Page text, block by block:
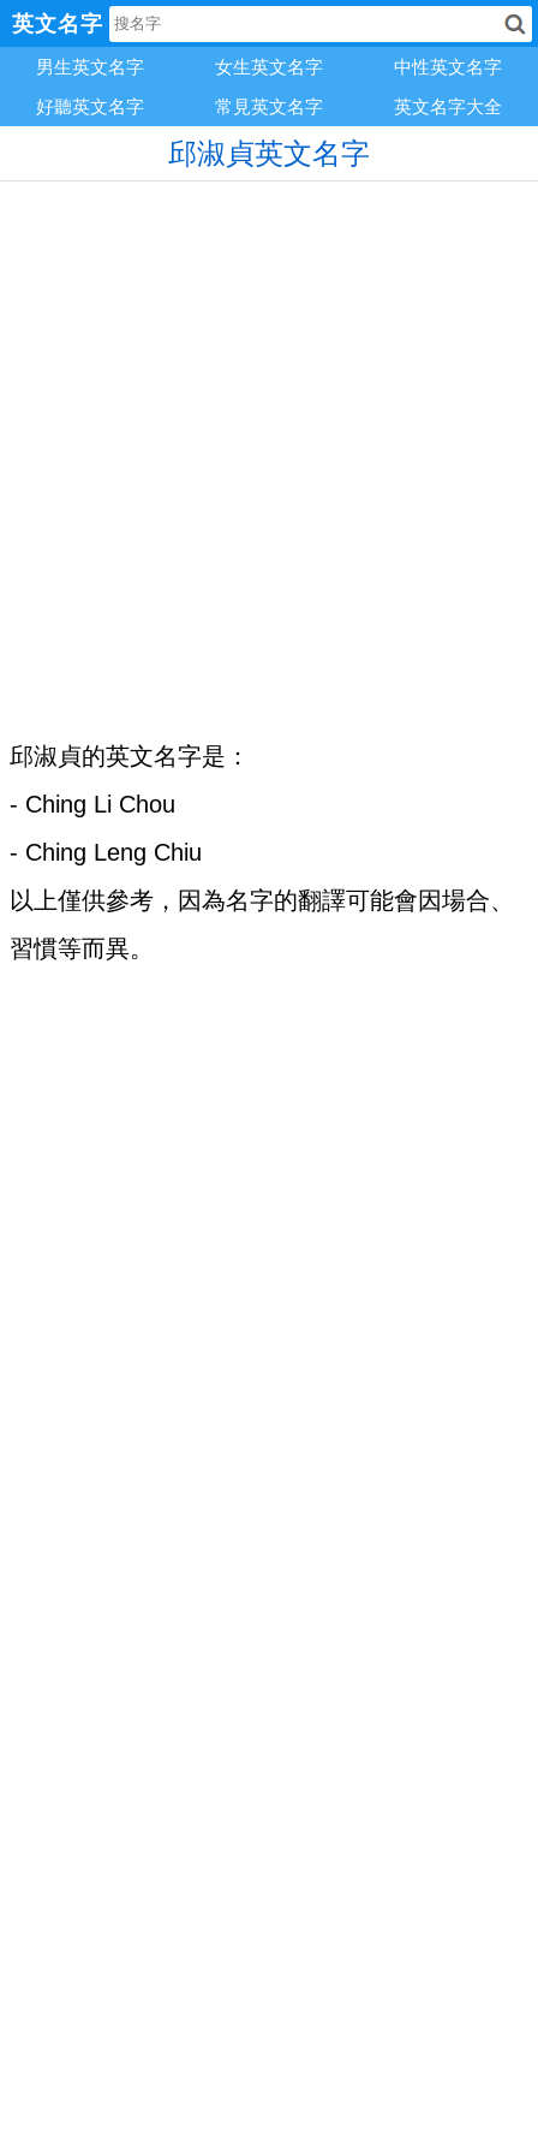
英文名字
男生英文名字 女生英文名字
中性英文名字
好聽英文名字
常見英文名字 英文名字大全
邱淑貞英文名字
邱淑貞的英文名字是：
- Ching Li Chou
- Ching Leng Chiu
以上僅供參考，因為名字的翻譯可能會因場合、
習慣等而異。